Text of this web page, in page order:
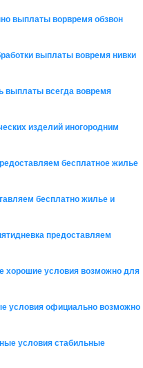
выплаты ворвремя обзвон
выплаты вовремя нивки
выплаты всегда вовремя
изделий иногородним
бесплатное жилье
бесплатно жилье и
предоставляем
условия возможно для
условия официально возможно
условия стабильные